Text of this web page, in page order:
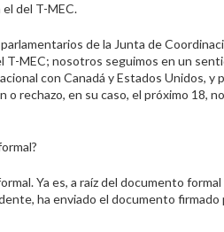
del T-MEC.
de la Junta de
T-MEC; nosotros seguimos en un
con Canadá y Estados Unidos, y
rechazo, en su caso, el próximo 18,
Ya es, a raíz del documento
ha enviado el documento